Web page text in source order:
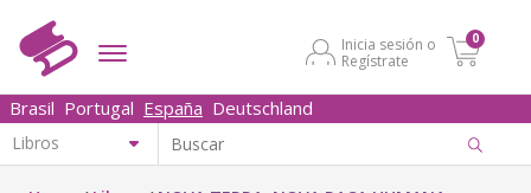
Inicia sesión o
Regístrate
0
Brasil Portugal España Deutschland